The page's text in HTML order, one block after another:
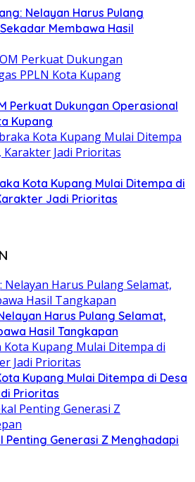
Nelayan Harus Pulang
Membawa Hasil
Perkuat Dukungan Operasional
Kupang
Kota Kupang Mulai Ditempa di
Jadi Prioritas
Harus Pulang Selamat,
Hasil Tangkapan
Kupang Mulai Ditempa di Desa
Prioritas
Penting Generasi Z Menghadapi